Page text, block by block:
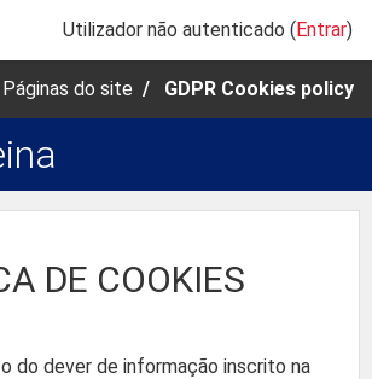
Utilizador não autenticado (Entrar)
Páginas do site GDPR Cookies policy
DE COOKIES
do dever de informação inscrito na